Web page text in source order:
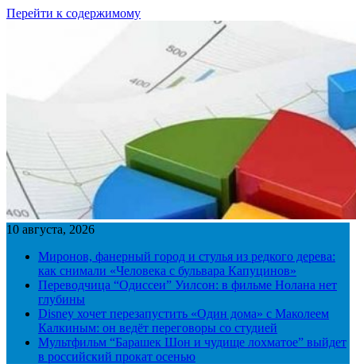
Перейти к содержимому
10 августа, 2026
Миронов, фанерный город и стулья из редкого дерева:
как снимали «Человека с бульвара Капуцинов»
Переводчица “Одиссеи” Уилсон: в фильме Нолана нет
глубины
Disney хочет перезапустить «Один дома» с Маколеем
Калкиным: он ведёт переговоры со студией
Мультфильм “Барашек Шон и чудище лохматое” выйдет
в российский прокат осенью